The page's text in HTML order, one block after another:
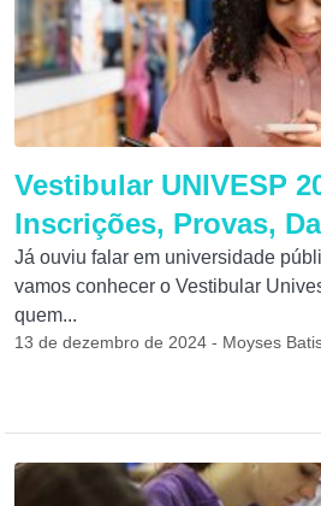
Vestibular UNIVESP
Inscrições, Provas,
Já ouviu falar em universidade
vamos conhecer o Vestibular
quem...
13 de dezembro de 2024 - Moyses